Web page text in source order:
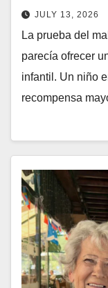
los
esperaban
se las
eran
amplios
prueba
éxito en la
sugiere la
JULY 13, 2026
La prueba del
parecía ofrecer
infantil. Un niño
recompensa